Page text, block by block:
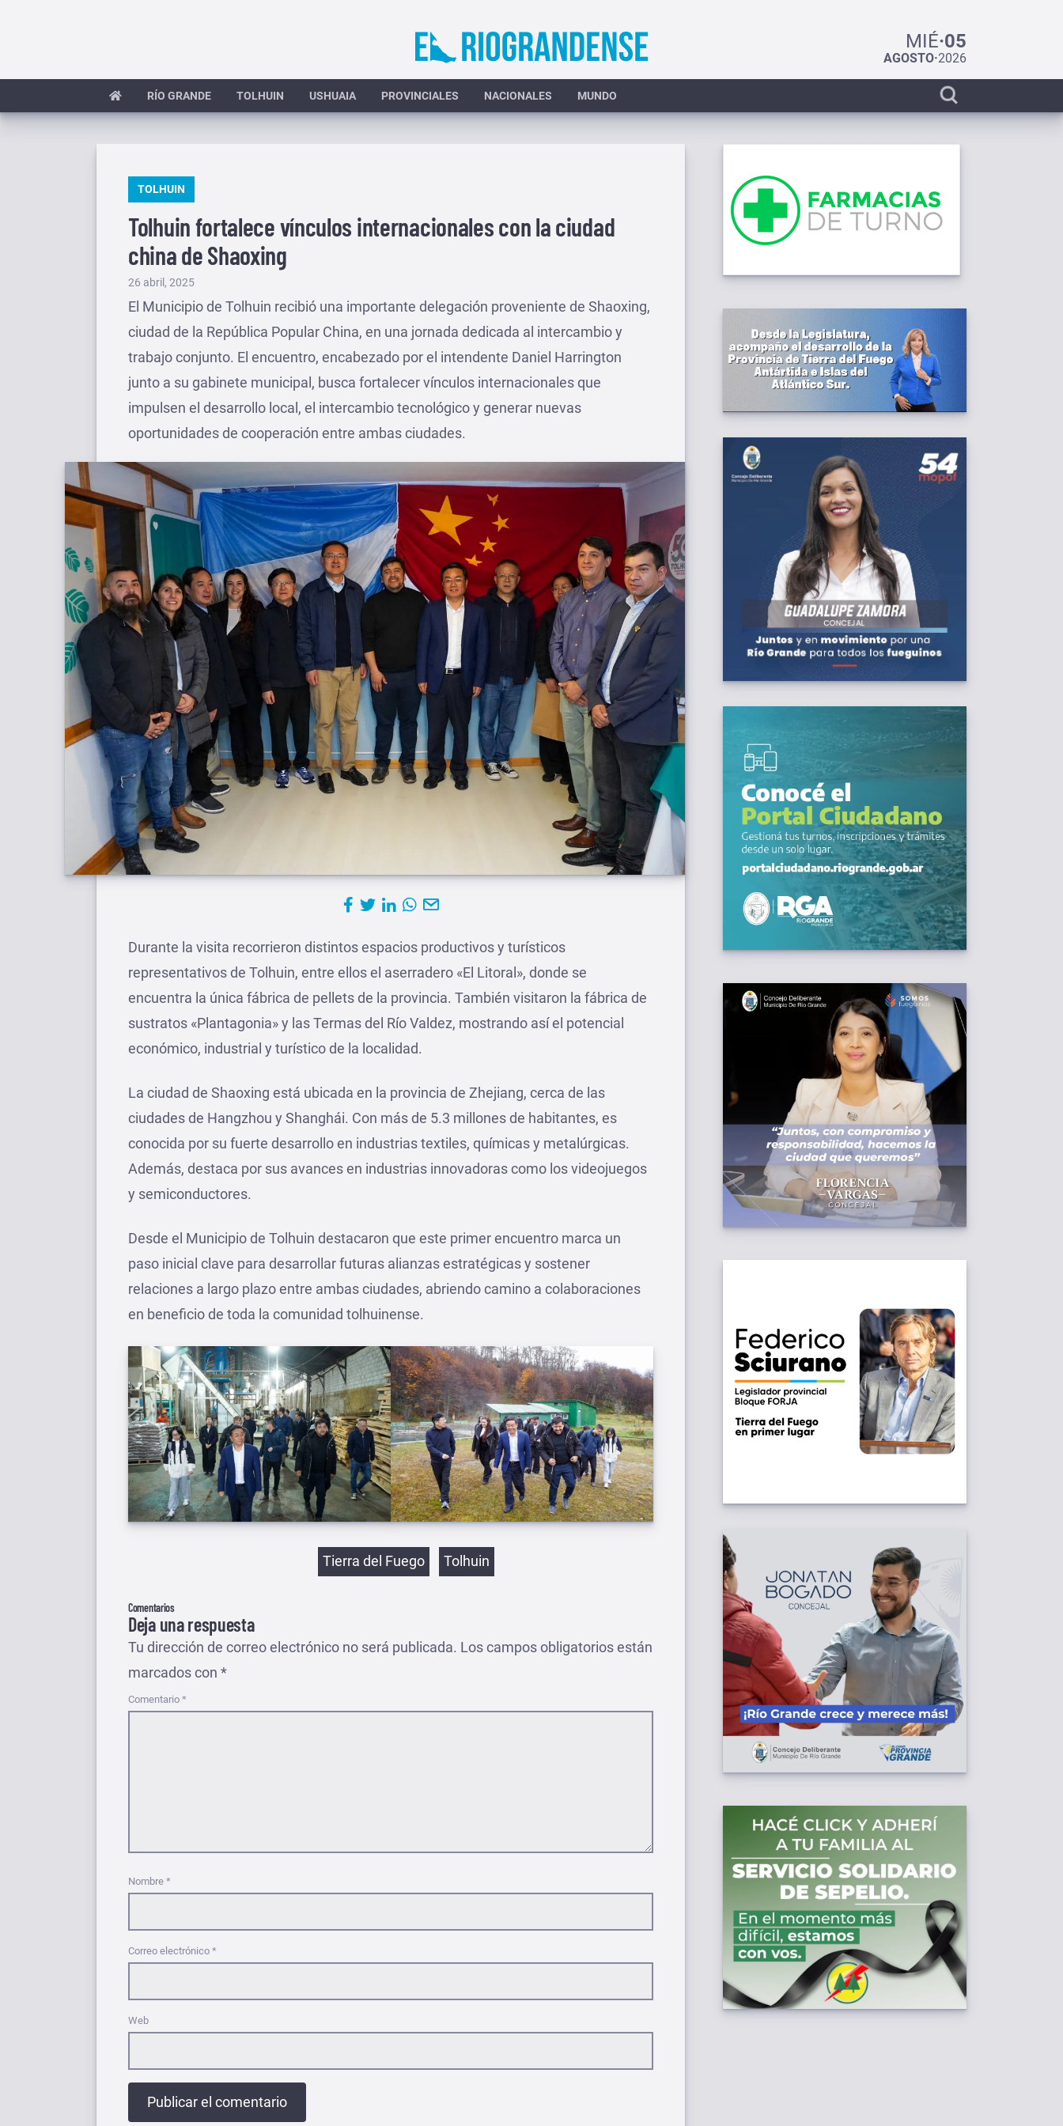
MIÉ·05
AGOSTO·2026
RÍO GRANDE TOLHUIN USHUAIA PROVINCIALES NACIONALES MUNDO
Display
search
PUBLICADO
TOLHUIN
Tolhuin fortalece vínculos internacionales con la ciudad
china de Shaoxing
Publicado
el
26 abril, 2025
El Municipio de Tolhuin recibió una importante delegación proveniente de Shaoxing,
ciudad de la República Popular China, en una jornada dedicada al intercambio y
trabajo conjunto. El encuentro, encabezado por el intendente Daniel Harrington
junto a su gabinete municipal, busca fortalecer vínculos internacionales que
impulsen el desarrollo local, el intercambio tecnológico y generar nuevas
oportunidades de cooperación entre ambas ciudades.
Durante la visita recorrieron distintos espacios productivos y turísticos
representativos de Tolhuin, entre ellos el aserradero «El Litoral», donde se
encuentra la única fábrica de pellets de la provincia. También visitaron la fábrica de
sustratos «Plantagonia» y las Termas del Río Valdez, mostrando así el potencial
económico, industrial y turístico de la localidad.
La ciudad de Shaoxing está ubicada en la provincia de Zhejiang, cerca de las
ciudades de Hangzhou y Shanghái. Con más de 5.3 millones de habitantes, es
conocida por su fuerte desarrollo en industrias textiles, químicas y metalúrgicas.
Además, destaca por sus avances en industrias innovadoras como los videojuegos
y semiconductores.
Desde el Municipio de Tolhuin destacaron que este primer encuentro marca un
paso inicial clave para desarrollar futuras alianzas estratégicas y sostener
relaciones a largo plazo entre ambas ciudades, abriendo camino a colaboraciones
en beneficio de toda la comunidad tolhuinense.
Etiquetas
Tierra del Fuego Tolhuin
Comentarios
Deja una respuesta
Tu dirección de correo electrónico no será publicada. Los campos obligatorios están
marcados con *
Comentario *
Nombre *
Correo electrónico *
Web